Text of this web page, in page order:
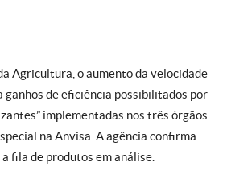
Agricultura, o aumento da velocidade
ganhos de eficiência possibilitados por
implementadas nos três órgãos
na Anvisa. A agência confirma
fila de produtos em análise.